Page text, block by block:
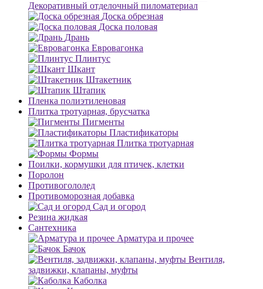
Декоративный отделочный пиломатериал
Доска обрезная
Доска половая
Дрань
Евровагонка
Плинтус
Шкант
Штакетник
Штапик
Пленка полиэтиленовая
Плитка тротуарная, брусчатка
Пигменты
Пластификаторы
Плитка тротуарная
Формы
Поилки, кормушки для птичек, клетки
Поролон
Противогололед
Противоморозная добавка
Сад и огород
Резина жидкая
Сантехника
Арматура и прочее
Бачок
Вентиля,
задвижки, клапаны, муфты
Каболка